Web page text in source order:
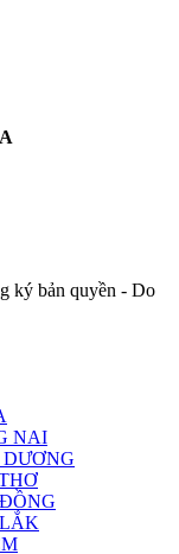
ký bản quyền - Do
NAI